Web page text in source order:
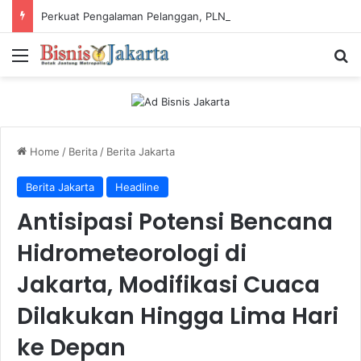
Menu
Home / Berita / Berita Jakarta
Berita Jakarta Headline
Antisipasi Potensi Bencana
Hidrometeorologi di
Jakarta, Modifikasi Cuaca
Dilakukan Hingga Lima Hari
ke Depan